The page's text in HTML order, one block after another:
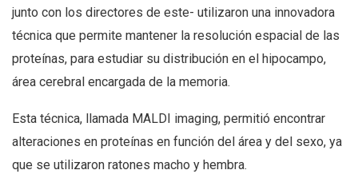
junto con los directores de este- utilizaron una innovadora
técnica que permite mantener la resolución espacial de las
proteínas, para estudiar su distribución en el hipocampo,
área cerebral encargada de la memoria.
Esta técnica, llamada MALDI imaging, permitió encontrar
alteraciones en proteínas en función del área y del sexo, ya
que se utilizaron ratones macho y hembra.